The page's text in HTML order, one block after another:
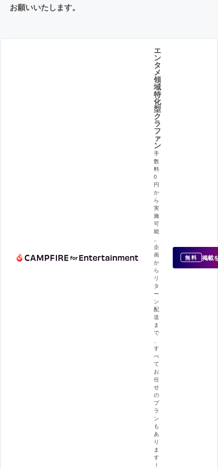
お願いいたします。
エ
ン
タ
メ
領
域
特
化
型
ク
ラ
フ
ァ
ン
手
数
料
0
円
か
ら
実
施
可
能
企
画
か
ら
リ
タ
ー
ン
配
送
ま
で
す
べ
て
お
任
せ
の
プ
ラ
ン
も
あ
り
ま
す
！
無料 掲載